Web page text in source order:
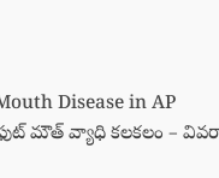
Disease in AP
మౌత్ వ్యాధి కలకలం –